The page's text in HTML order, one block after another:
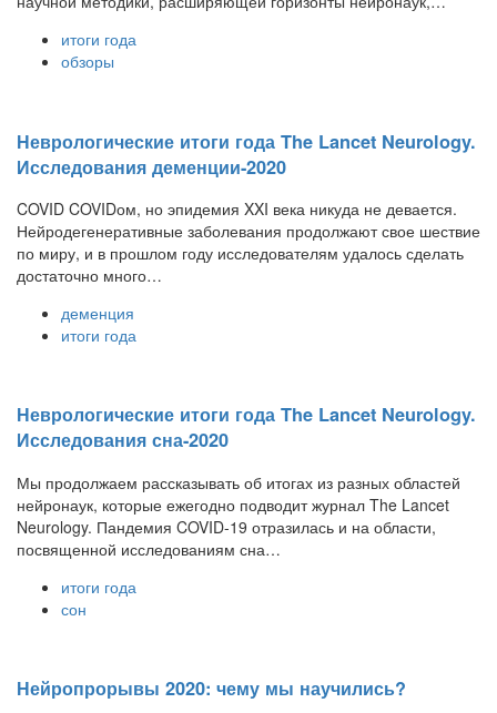
итоги года
обзоры
Неврологические итоги года The Lancet Neurology.
Исследования деменции-2020
COVID COVIDом, но эпидемия XXI века никуда не девается.
Нейродегенеративные заболевания продолжают свое шествие
по миру, и в прошлом году исследователям удалось сделать
достаточно много…
деменция
итоги года
Неврологические итоги года The Lancet Neurology.
Исследования сна-2020
Мы продолжаем рассказывать об итогах из разных областей
нейронаук, которые ежегодно подводит журнал The Lancet
Neurology. Пандемия COVID-19 отразилась и на области,
посвященной исследованиям сна…
итоги года
сон
Нейропрорывы 2020: чему мы научились?